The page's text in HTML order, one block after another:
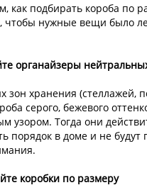
как подбирать короба по
чтобы нужные вещи было
органайзеры
зон хранения (стеллажей,
серого, бежевого
узором. Тогда они
порядок в доме и не будут
коробки по размеру